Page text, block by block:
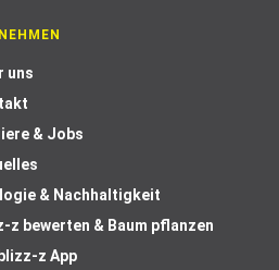
uns
& Jobs
& Nachhaltigkeit
z bewerten & Baum pflanzen
z App